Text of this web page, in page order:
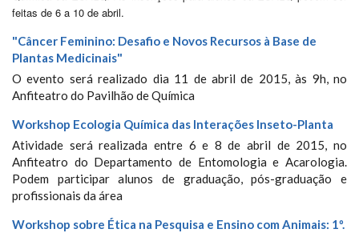
feitas de 6 a 10 de abril.
"Câncer Feminino: Desafio e Novos Recursos à Base de
Plantas Medicinais"
O evento será realizado dia 11 de abril de 2015, às 9h, no
Anfiteatro do Pavilhão de Química
Workshop Ecologia Química das Interações Inseto-Planta
Atividade será realizada entre 6 e 8 de abril de 2015, no
Anfiteatro do Departamento de Entomologia e Acarologia.
Podem participar alunos de graduação, pós-graduação e
profissionais da área
Workshop sobre Ética na Pesquisa e Ensino com Animais: 1º.